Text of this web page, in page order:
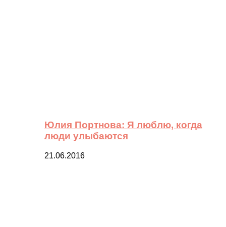
Юлия Портнова: Я люблю, когда
люди улыбаются
21.06.2016